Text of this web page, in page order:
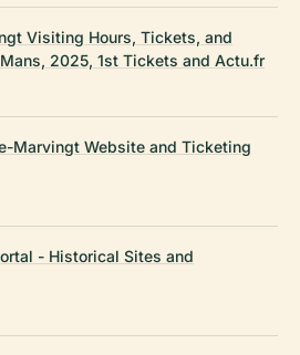
Visiting Hours, Tickets, and
2025, 1st Tickets and Actu.fr
Marvingt Website and Ticketing
- Historical Sites and